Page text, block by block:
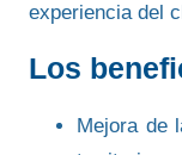
experiencia del
Los
Mejora de